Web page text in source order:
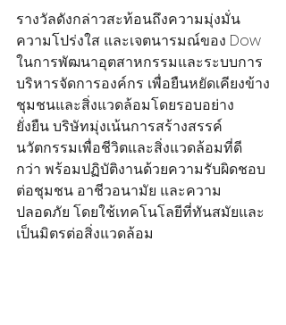
รางวัลดังกล่าวสะท้อนถึงความมุ่งมั่น
ความโปร่งใส และเจตนารมณ์ของ Dow
ในการพัฒนาอุตสาหกรรมและระบบการ
บริหารจัดการองค์กร เพื่อยืนหยัดเคียงข้าง
ชุมชนและสิ่งแวดล้อมโดยรอบอย่าง
ยั่งยืน บริษัทมุ่งเน้นการสร้างสรรค์
นวัตกรรมเพื่อชีวิตและสิ่งแวดล้อมที่ดี
กว่า พร้อมปฏิบัติงานด้วยความรับผิดชอบ
ต่อชุมชน อาชีวอนามัย และความ
ปลอดภัย โดยใช้เทคโนโลยีที่ทันสมัยและ
เป็นมิตรต่อสิ่งแวดล้อม